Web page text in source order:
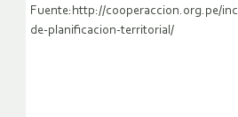
Fuente:http://cooperaccion.org.pe/
de-planificacion-territorial/